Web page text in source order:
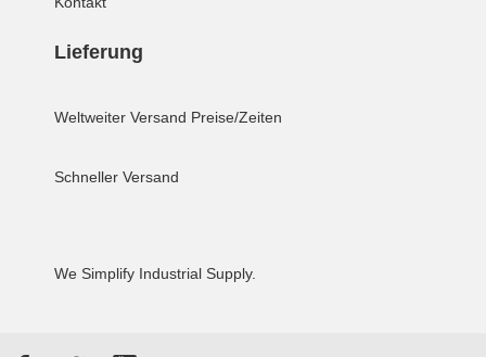
Lieferung
Weltweiter Versand Preise/Zeiten
Schneller Versand
We Simplify Industrial Supply.
FacebookTwitterYouTube